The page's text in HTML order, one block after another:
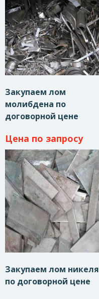
Закупаем лом
молибдена по
договорной цене
Цена по запросу
Закупаем лом никеля
по договорной цене